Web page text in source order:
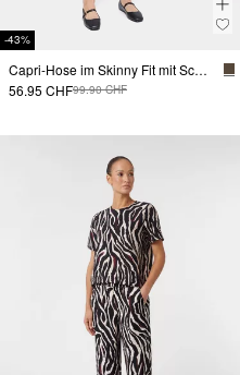
-43%
Capri-Hose im Skinny Fit mit Schlitz
56.95 CHF99.90 CHF